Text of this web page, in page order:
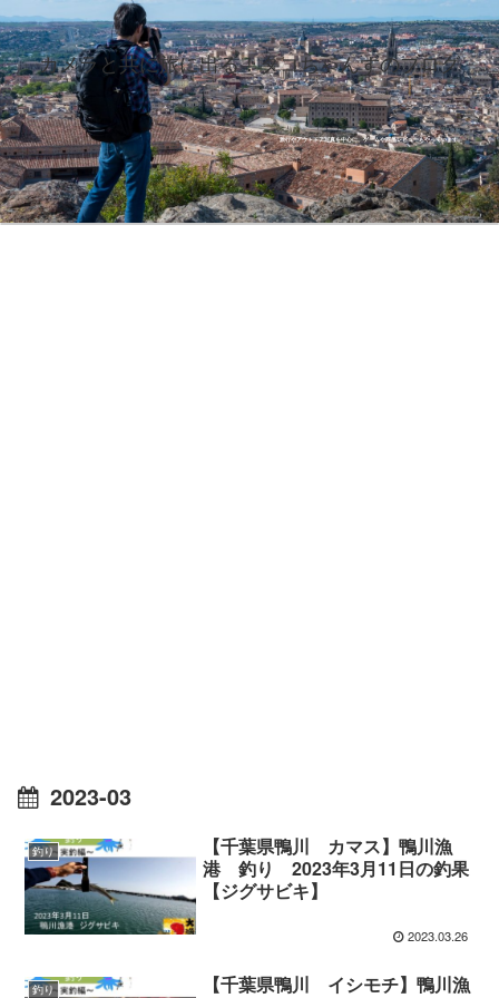
旅行やアウトドア写真を中心に、ゲームや商品レビューもやっています。
カメラと共に旅に出る！タコちゃんずのブログ
2023-03
釣り
【千葉県鴨川 カマス】鴨川漁
港 釣り 2023年3月11日の釣果
【ジグサビキ】
2023.03.26
釣り
【千葉県鴨川 イシモチ】鴨川漁